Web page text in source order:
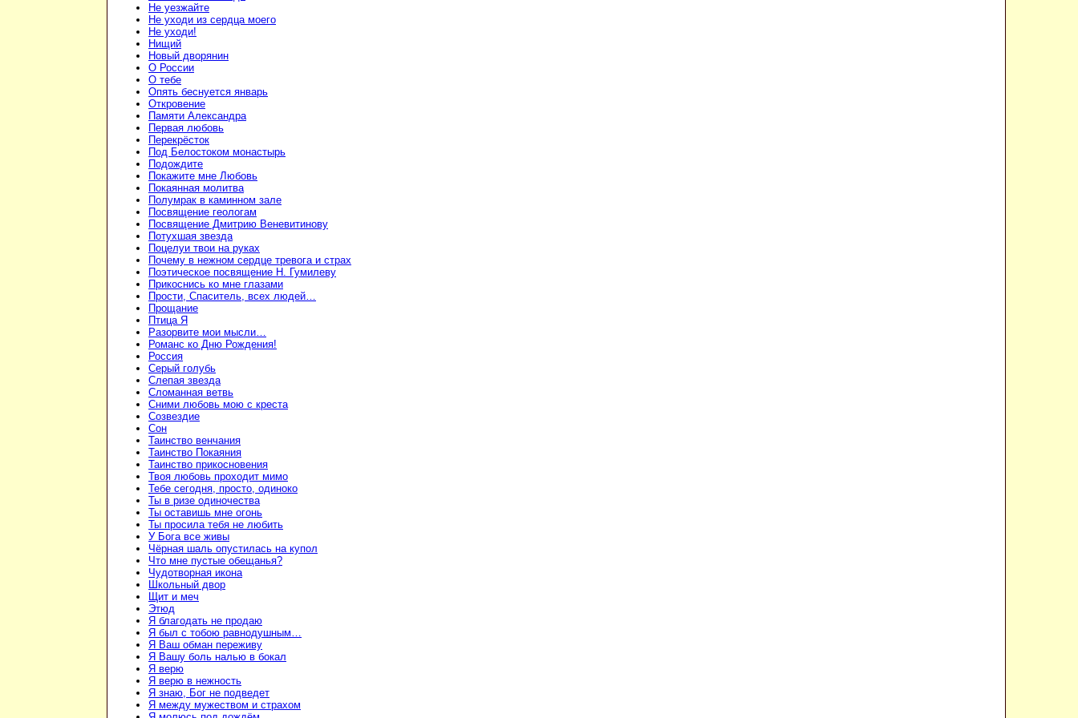
Не уезжайте
Не уходи из сердца моего
Не уходи!
Нищий
Новый дворянин
О России
О тебе
Опять беснуется январь
Откровение
Памяти Александра
Первая любовь
Перекрёсток
Под Белостоком монастырь
Подождите
Покажите мне Любовь
Покаянная молитва
Полумрак в каминном зале
Посвящение геологам
Посвящение Дмитрию Веневитинову
Потухшая звезда
Поцелуи твои на руках
Почему в нежном сердце тревога и страх
Поэтическое посвящение Н. Гумилеву
Прикоснись ко мне глазами
Прости, Спаситель, всех людей…
Прощание
Птица Я
Разорвите мои мысли…
Романс ко Дню Рождения!
Россия
Серый голубь
Слепая звезда
Сломанная ветвь
Сними любовь мою с креста
Созвездие
Сон
Таинство венчания
Таинство Покаяния
Таинство прикосновения
Твоя любовь проходит мимо
Тебе сегодня, просто, одиноко
Ты в ризе одиночества
Ты оставишь мне огонь
Ты просила тебя не любить
У Бога все живы
Чёрная шаль опустилась на купол
Что мне пустые обещанья?
Чудотворная икона
Школьный двор
Щит и меч
Этюд
Я благодать не продаю
Я был с тобою равнодушным…
Я Ваш обман переживу
Я Вашу боль налью в бокал
Я верю
Я верю в нежность
Я знаю, Бог не подведет
Я между мужеством и страхом